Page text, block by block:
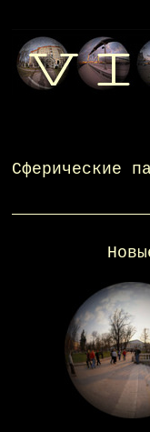
Сферические